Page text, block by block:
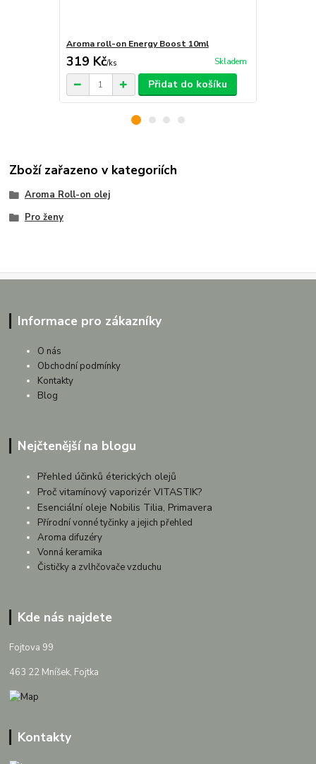
Aroma roll-on Energy Boost 10ml
319 Kč/ks Skladem
Přidat do košíku
Zboží zařazeno v kategoriích
Aroma Roll-on olej
Pro ženy
Informace pro zákazníky
O nás
Obchodní podmínky
Kontakty
Blog
Nejčtenější na blogu
Přehled účinků éterických olejů
Proč vitamínový vaporizér VITASTIK?
Esenciální oleje Nobilis Tilia, Primavera
Přírodní vonné tyčinky a jejich přehled
Aroma difuzéry
Vonná keramika
Čističky a zvlhčovače vzduchu
Kde nás najdete
Fojtova 99
463 22 Mníšek, Fojtka
Kontakty